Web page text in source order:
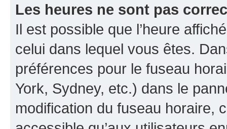
Les heures ne sont pas
Il est possible que l’heure
celui dans lequel vous êtes.
préférences pour le fuseau
York, Sydney, etc.) dans le
modification du fuseau horaire,